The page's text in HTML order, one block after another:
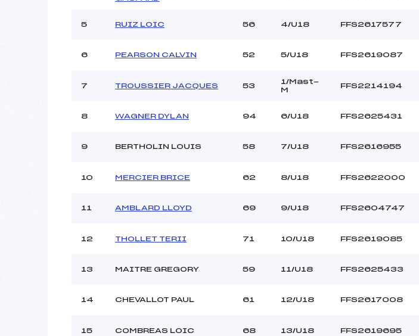
Ouvreurs C :
–
Pénalité appliquée :
88.7200
5 RUIZ LOIC 56 4/U18 FFS2617577
6 PEARSON CALVIN 52 5/U18 FFS2619087
7 TROUSSIER JACQUES 53
1/Mast-
M
FFS2214194
8 WAGNER DYLAN 94 6/U18 FFS2625431
9 BERTHOLIN LOUIS 58 7/U18 FFS2616955
10 MERCIER BRICE 62 8/U18 FFS2622000
11 AMBLARD LLOYD 69 9/U18 FFS2604747
12 THOLLET TERII 71 10/U18 FFS2619085
13 MAITRE GREGORY 59 11/U18 FFS2625433
14 CHEVALLOT PAUL 61 12/U18 FFS2617008
15 COMBREAS LOIC 68 13/U18 FFS2619695